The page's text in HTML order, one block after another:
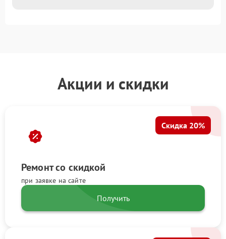
Акции и скидки
Ремонт со скидкой
при заявке на сайте
Скидка 20%
Получить